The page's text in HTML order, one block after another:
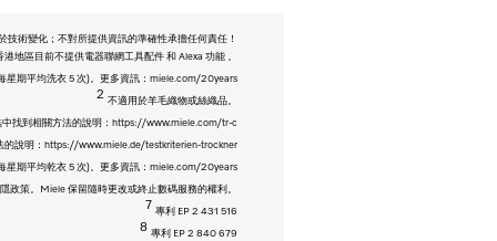
技術變化；不對所提供資訊的準確性承擔任何責任！
港地區目前不提供電器聯網工具配件 和 Alexa 功能 。
星期平均洗衣 5 次)。更多資訊：miele.com/20years
2
不適用於羊毛織物或絲織品。
中找到相關方法的說明：https://www.miele.com/tr-c
的說明：https://www.miele.de/testkriterien-trockner
星期平均乾衣 5 次)。更多資訊：miele.com/20years
政策。Miele 保留隨時更改或終止數碼服務的權利。
7
專利 EP 2 431 516
8
專利 EP 2 840 679